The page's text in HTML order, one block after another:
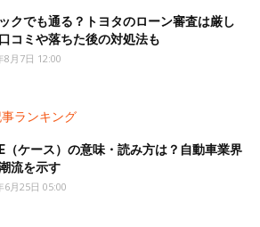
クでも通る？トヨタのローン審査は厳し
コミや落ちた後の対処法も
8月7日 12:00
ランキング
（ケース）の意味・読み方は？自動車業界
流を示す
6月25日 05:00